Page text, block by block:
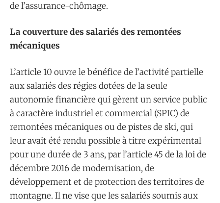
de l’assurance-chômage.
La couverture des salariés des remontées
mécaniques
L’article 10 ouvre le bénéfice de l’activité partielle
aux salariés des régies dotées de la seule
autonomie financière qui gèrent un service public
à caractère industriel et commercial (SPIC) de
remontées mécaniques ou de pistes de ski, qui
leur avait été rendu possible à titre expérimental
pour une durée de 3 ans, par l’article 45 de la loi de
décembre 2016 de modernisation, de
développement et de protection des territoires de
montagne. Il ne vise que les salariés soumis aux